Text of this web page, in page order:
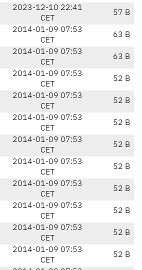
2023-12-10 22:41
CET
57 B
2014-01-09 07:53
CET
63 B
2014-01-09 07:53
CET
63 B
2014-01-09 07:53
CET
52 B
2014-01-09 07:53
CET
52 B
2014-01-09 07:53
CET
52 B
2014-01-09 07:53
CET
52 B
2014-01-09 07:53
CET
52 B
2014-01-09 07:53
CET
52 B
2014-01-09 07:53
CET
52 B
2014-01-09 07:53
CET
52 B
2014-01-09 07:53
CET
52 B